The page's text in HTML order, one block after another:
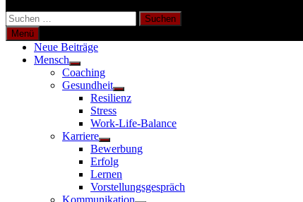
Suchen
nach:
Menü
Neue Beiträge
Mensch
Untermenü
anzeigen
Coaching
Gesundheit
Untermenü
anzeigen
Resilienz
Stress
Work-Life-Balance
Karriere
Untermenü
anzeigen
Bewerbung
Erfolg
Lernen
Vorstellungsgespräch
Kommunikation